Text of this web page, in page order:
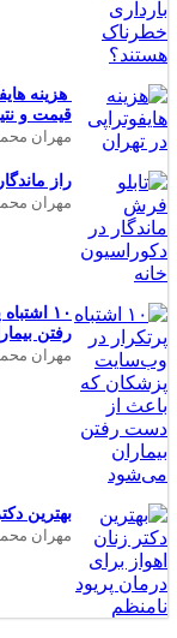
هزینه
قیمت و
مهران
راز
مهران
۱۰
رفتن
مهران
بهترین
مهران